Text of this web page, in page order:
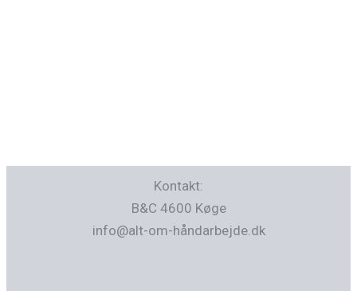
Kontakt:
B&C 4600 Køge
info@alt-om-håndarbejde.dk